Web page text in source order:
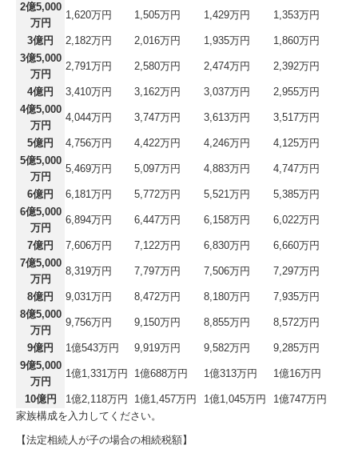
2億5,000
万円
1,620万円 1,505万円 1,429万円 1,353万円
3億円 2,182万円 2,016万円 1,935万円
1,860万円
3億5,000
万円
2,791万円 2,580万円 2,474万円 2,392万円
4億円 3,410万円 3,162万円 3,037万円
2,955万円
4億5,000
万円
4,044万円 3,747万円 3,613万円 3,517万円
5億円 4,756万円 4,422万円 4,246万円
4,125万円
5億5,000
万円
5,469万円 5,097万円 4,883万円 4,747万円
6億円 6,181万円 5,772万円 5,521万円
5,385万円
6億5,000
万円
6,894万円 6,447万円 6,158万円 6,022万円
7億円 7,606万円 7,122万円 6,830万円
6,660万円
7億5,000
万円
8,319万円 7,797万円 7,506万円 7,297万円
8億円 9,031万円 8,472万円 8,180万円
7,935万円
8億5,000
万円
9,756万円 9,150万円 8,855万円 8,572万円
9億円 1億543万円 9,919万円 9,582万円
9,285万円
9億5,000
万円
1億1,331万円 1億688万円 1億313万円 1億16万円
10億円 1億2,118万円 1億1,457万円 1億1,045万円
1億747万円
家族構成を入力してください。
【法定相続人が子の場合の相続税額】